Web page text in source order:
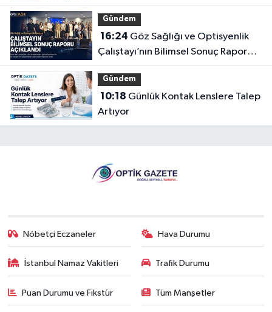
Gündem
16:24
Çalıştayı’nın Bilimsel Sonuç Raporu
Açıklandı
Gündem
10:18
Artıyor
Nöbetçi Eczaneler Hava Durumu
İstanbul Namaz Vakitleri Trafik Durumu
Puan Durumu ve Fikstür Tüm Manşetler